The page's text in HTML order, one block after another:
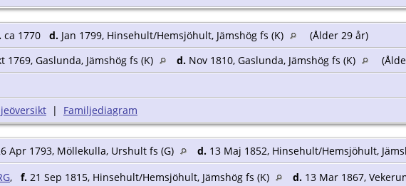
ca 1770 d. Jan 1799, Hinsehult/Hemsjöhult, Jämshög fs (K)
(Ålder 29 år)
1769, Gaslunda, Jämshög fs (K) d. Nov 1810, Gaslunda, Jämshög fs (K)
| Familjediagram
Apr 1793, Möllekulla, Urshult fs (G) d. 13 Maj 1852, Hinsehult/Hemsjöhult,
, f. 21 Sep 1815, Hinsehult/Hemsjöhult, Jämshög fs (K) d. 13 Mar 1867,